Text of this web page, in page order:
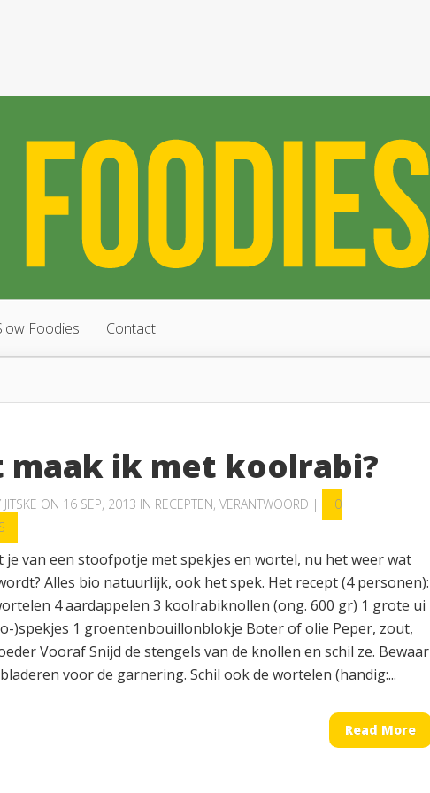
Foodies Contact
maak ik met koolrabi?
JITSKE ON 16 SEP, 2013 IN RECEPTEN, VERANTWOORD |
0
je van een stoofpotje met spekjes en wortel, nu het weer wat
Alles bio natuurlijk, ook het spek. Het recept (4 personen):
4 aardappelen 3 koolrabiknollen (ong. 600 gr) 1 grote ui
)spekjes 1 groentenbouillonblokje Boter of olie Peper, zout,
Vooraf Snijd de stengels van de knollen en schil ze. Bewaar
voor de garnering. Schil ook de wortelen (handig:...
Read More